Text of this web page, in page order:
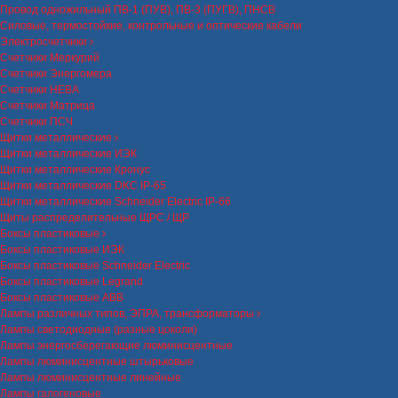
Провод одножильный ПВ-1 (ПУВ), ПВ-3 (ПУГВ), ПНСВ
Силовые, термостойкие, контрольные и оптические кабели
Электросчетчики
Счетчики Меркурий
Счетчики Энергомера
Счетчики НЕВА
Счетчики Матрица
Счетчики ПСЧ
Щитки металлические
Щитки металлические ИЭК
Щитки металлические Кронус
Щитки металлические DKC IP-65
Щитки металлические Schneider Electric IP-66
Щиты распределительные ЩРС / ЩР
Боксы пластиковые
Боксы пластиковые ИЭК
Боксы пластиковые Schneider Electric
Боксы пластиковые Legrand
Боксы пластиковые ABB
Лампы различных типов, ЭПРА, трансформаторы
Лампы светодиодные (разные цоколи)
Лампы энергосберегающие люминисцентные
Лампы люминисцентные штырьковые
Лампы люминисцентные линейные
Лампы галогеновые